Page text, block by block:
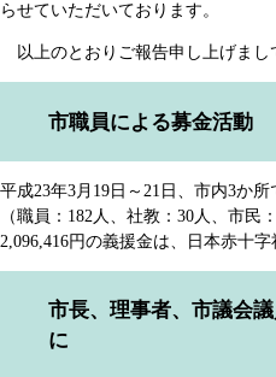
らせていただいております。
以上のとおりご報告申し上げまし
市職員による募金活動
平成23年3月19日～21日、市内3か
（職員：182人、社教：30人、市民
2,096,416円の義援金は、日本赤十
市長、理事者、市議会
に